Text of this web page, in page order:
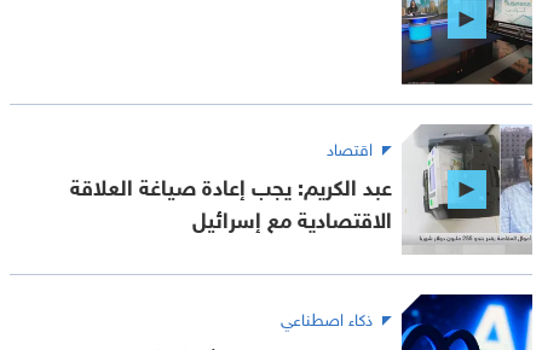
اقتصاد
عبد الكريم: يجب إعادة صياغة العلاقة
الاقتصادية مع إسرائيل
ذكاء اصطناعي